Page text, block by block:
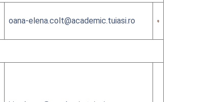
oana-elena.colt@academic.tuiasi.ro